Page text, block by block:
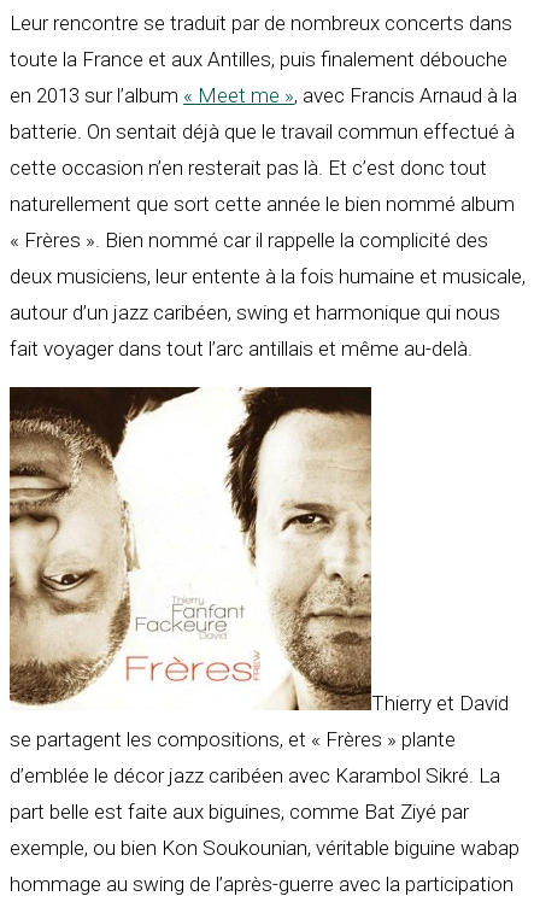
Leur rencontre se traduit par de nombreux concerts dans
toute la France et aux Antilles, puis finalement débouche
en 2013 sur l’album « Meet me », avec Francis Arnaud à la
batterie. On sentait déjà que le travail commun effectué à
cette occasion n’en resterait pas là. Et c’est donc tout
naturellement que sort cette année le bien nommé album
« Frères ». Bien nommé car il rappelle la complicité des
deux musiciens, leur entente à la fois humaine et musicale,
autour d’un jazz caribéen, swing et harmonique qui nous
fait voyager dans tout l’arc antillais et même au-delà.
Thierry et David
se partagent les compositions, et « Frères » plante
d’emblée le décor jazz caribéen avec Karambol Sikré. La
part belle est faite aux biguines, comme Bat Ziyé par
exemple, ou bien Kon Soukounian, véritable biguine wabap
hommage au swing de l’après-guerre avec la participation